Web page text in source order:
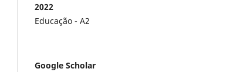
2022
Educação - A2
Google Scholar